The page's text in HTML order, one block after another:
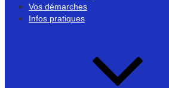
Vos démarches
Infos pratiques